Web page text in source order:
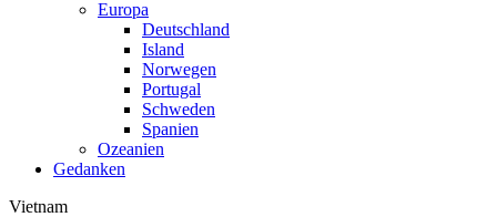
Europa
Deutschland
Island
Norwegen
Portugal
Schweden
Spanien
Ozeanien
Gedanken
Vietnam